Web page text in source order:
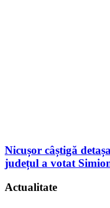
Nicușor câștigă
județul a votat
Actualitate